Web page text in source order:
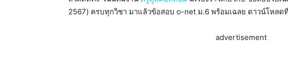
2567) ครบทุกวิชา มาแล้วข้อสอบ o-net ม.6 พร้อมเฉลย ดาวน์โหลด
advertisement